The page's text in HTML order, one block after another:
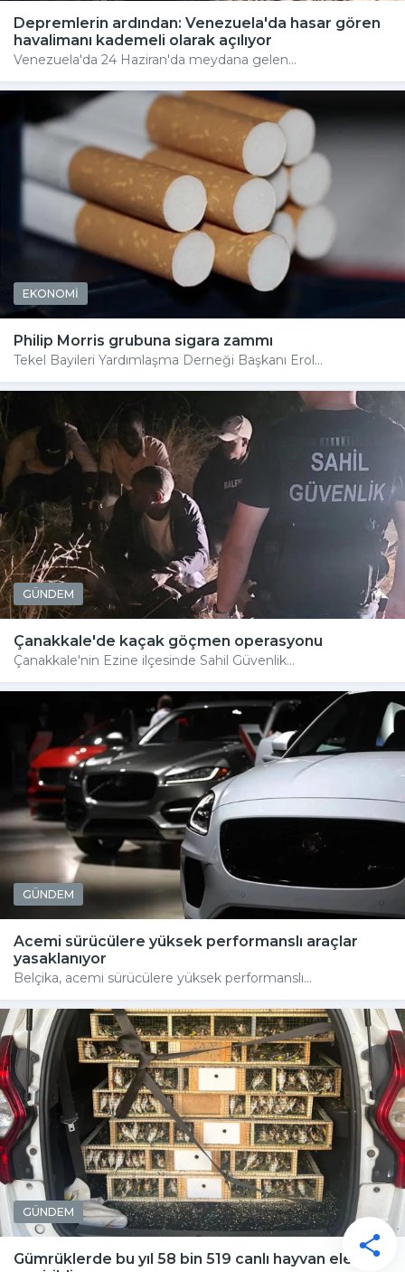
Depremlerin ardından: Venezuela'da hasar gören
havalimanı kademeli olarak açılıyor
Venezuela'da 24 Haziran'da meydana gelen...
EKONOMİ
Philip Morris grubuna sigara zammı
Tekel Bayileri Yardımlaşma Derneği Başkanı Erol...
GÜNDEM
Çanakkale'de kaçak göçmen operasyonu
Çanakkale'nin Ezine ilçesinde Sahil Güvenlik...
GÜNDEM
Acemi sürücülere yüksek performanslı araçlar
yasaklanıyor
Belçika, acemi sürücülere yüksek performanslı...
GÜNDEM
Gümrüklerde bu yıl 58 bin 519 canlı hayvan ele